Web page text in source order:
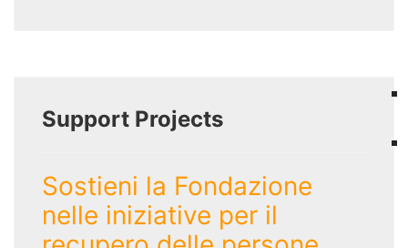
Support Projects
Sostieni la Fondazione
nelle iniziative per il